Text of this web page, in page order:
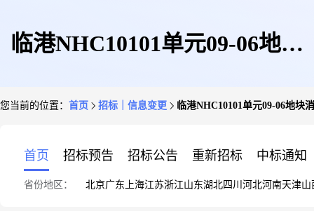
临港NHC10101单元09-06地块
您当前的位置： 首页 招标｜信息变更 临港NHC10101单元09-06地
首页 招标预告 招标公告 重新招标 中标通知
省份地区： 北京广东 上海江苏浙江山东湖北四川 河北河南天津山